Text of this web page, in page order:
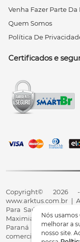
Nós usamos
melhorar a
nosso site.
Venha Fazer Parte
Quem Somos
Política De
Certificados e
Copyright© 2026
www.arktus.com.br |
Para Saúde Ltda |
Maximiano, 107,
Paraná - CEP